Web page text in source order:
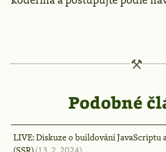
Podobné
LIVE: Diskuze o buildování JavaScriptu